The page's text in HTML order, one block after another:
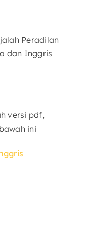
Peradilan
dan Inggris
versi pdf,
ini